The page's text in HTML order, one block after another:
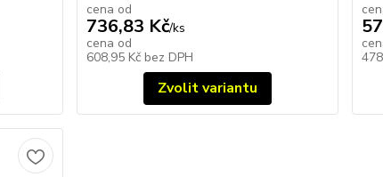
cena od
736,83 Kč/ks
cena od
608,95 Kč bez DPH
Zvolit variantu